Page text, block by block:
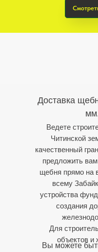
Доставка
Вы можете
Ведете
Читинской
качественный
предложить
щебня прямо на
всему
устройства
создания
Для
объектов и